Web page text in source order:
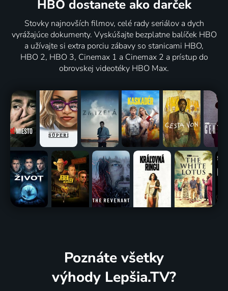
HBO dostanete ako darček
Stovky najnovších filmov, celé rady seriálov a dych
vyrážajúce dokumenty. Vyskúšajte bezplatne balíček HBO
a užívajte si extra porciu zábavy so stanicami HBO,
HBO 2, HBO 3, Cinemax 1 a Cinemax 2 a prístup do
obrovskej videotéky HBO Max.
Poznáte všetky
výhody Lepšia.TV?